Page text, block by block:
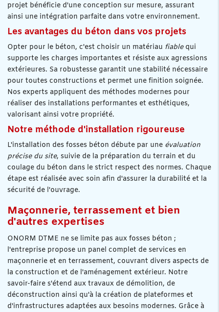
projet bénéficie d'une conception sur mesure, assurant
ainsi une intégration parfaite dans votre environnement.
Les avantages du béton dans vos projets
Opter pour le béton, c'est choisir un matériau fiablequi
supporte les charges importantes et résiste aux agressions
extérieures. Sa robustesse garantit une stabilité nécessaire
pour toutes constructions et permet une finition soignée.
Nos experts appliquent des méthodes modernes pour
réaliser des installations performantes et esthétiques,
valorisant ainsi votre propriété.
Notre méthode d'installation rigoureuse
L'installation des fosses béton débute par une évaluation
précise du site, suivie de la préparation du terrain et du
coulage du béton dans le strict respect des normes. Chaque
étape est réalisée avec soin afin d'assurer la durabilité et la
sécurité de l'ouvrage.
Maçonnerie, terrassement et bien
d'autres expertises
ONORM DTME ne se limite pas aux fosses béton ;
l'entreprise propose un panel complet de services en
maçonnerie et en terrassement, couvrant divers aspects de
la construction et de l'aménagement extérieur. Notre
savoir-faire s'étend aux travaux de démolition, de
déconstruction ainsi qu'à la création de plateformes et
d'infrastructures adaptées aux besoins modernes. Grâce à